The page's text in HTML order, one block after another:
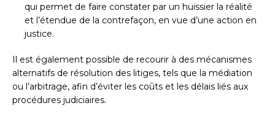
qui permet de faire constater par un huissier la réalité
et l’étendue de la contrefaçon, en vue d’une action en
justice.
Il est également possible de recourir à des mécanismes
alternatifs de résolution des litiges, tels que la médiation
ou l’arbitrage, afin d’éviter les coûts et les délais liés aux
procédures judiciaires.